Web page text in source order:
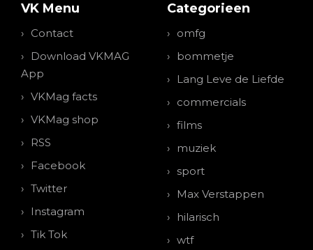
VK Menu
Contact
Download VKMAG
App
VKMag facts
VKMag shop
RSS
Facebook
Twitter
Instagram
Tik Tok
Categorieen
omfg
bommetje
Lang Leve de Liefde
commercials
films
muziek
sport
Max Verstappen
hilarisch
wtf